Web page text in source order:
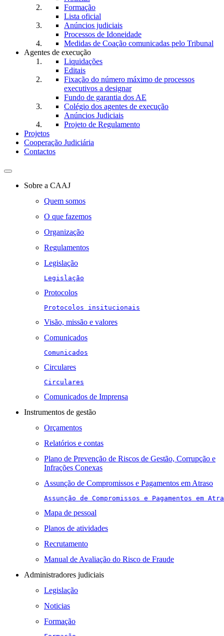
Formação
Lista oficial
Anúncios judiciais
Processos de Idoneidade
Medidas de Coação comunicadas pelo Tribunal
Agentes de execução
Liquidações
Editais
Fixação do número máximo de processos
executivos a designar
Fundo de garantia dos AE
Colégio dos agentes de execução
Anúncios Judiciais
Projeto de Regulamento
Projetos
Cooperação Judiciária
Contactos
Toggle
navigationSobre a CAAJ
Quem somos
O que fazemos
Organização
Regulamentos
Legislação
Legislação
Protocolos
Protocolos insitucionais
Visão, missão e valores
Comunicados
Comunicados
Circulares
Circulares
Comunicados de Imprensa
Instrumentos de gestão
Orçamentos
Relatórios e contas
Plano de Prevenção de Riscos de Gestão, Corrupção e
Infrações Conexas
Assunção de Compromissos e Pagamentos em Atraso
Assunção de Compromissos e Pagamentos em
Mapa de pessoal
Planos de atividades
Recrutamento
Manual de Avaliação do Risco de Fraude
Administradores judiciais
Legislação
Noticias
Formação